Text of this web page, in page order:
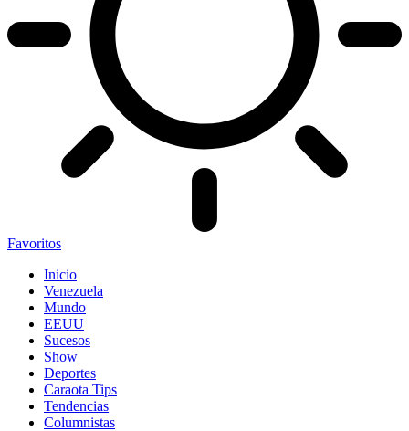
Favoritos
Inicio
Venezuela
Mundo
EEUU
Sucesos
Show
Deportes
Caraota Tips
Tendencias
Columnistas